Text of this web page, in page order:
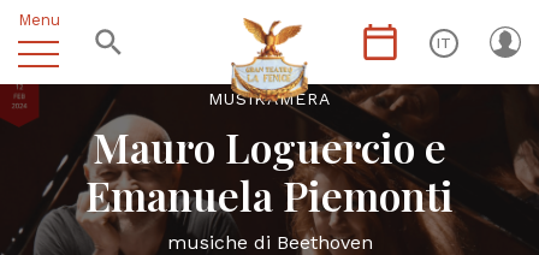
Menu
IT
MUSIKÀMERA
Mauro Loguercio e
Emanuela Piemonti
musiche di Beethoven